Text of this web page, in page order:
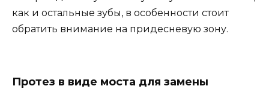
как и остальные зубы, в особенности стоит
обратить внимание на придесневую зону.
Протез в виде моста для замены